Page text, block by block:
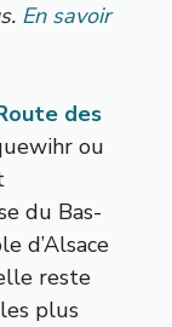
En savoir
des
ou
du Bas-
d’Alsace
reste
plus